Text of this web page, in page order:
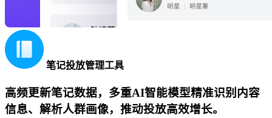
笔记投放管理工具
高频更新笔记数据，多重AI智能模型精准识别内容
信息、解析人群画像，推动投放高效增长。